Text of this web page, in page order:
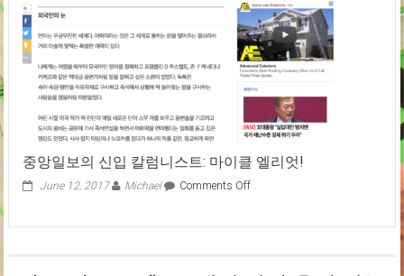
‘Interrupt’의
차
이
점
중앙일보의 신입 칼럼니스트: 마이클 엘리엇!
June 12, 2017 Michael Comments Offon